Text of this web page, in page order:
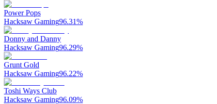
Power Pops
Hacksaw Gaming96.31%
Donny and Danny
Hacksaw Gaming96.29%
Grunt Gold
Hacksaw Gaming96.22%
Toshi Ways Club
Hacksaw Gaming96.09%